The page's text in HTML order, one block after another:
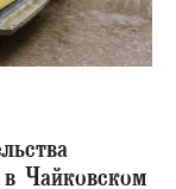
Чайковском